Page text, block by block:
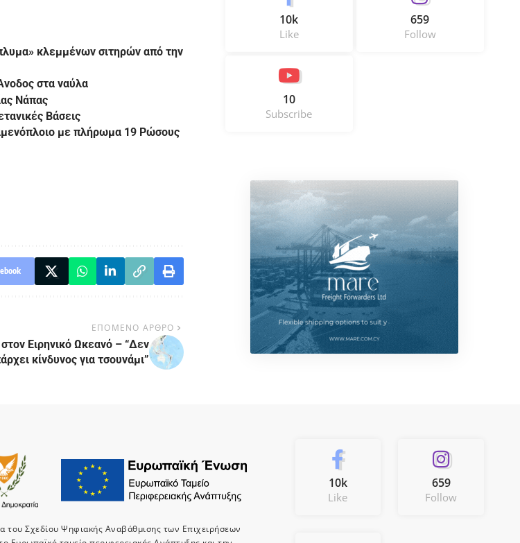
κλεμμένων σιτηρών από την
στα ναύλα
Νάπας
Βάσεις
με πλήρωμα 19 Ρώσους
ΕΠΟΜΕΝΟ ΑΡΘΡΟ
Ειρηνικό Ωκεανό – “Δεν
κίνδυνος για τσουνάμι”
10k
Like
659
Follow
10
Subscribe
του Σχεδίου Ψηφιακής Αναβάθμισης των Επιχειρήσεων
10k
Like
659
Follow